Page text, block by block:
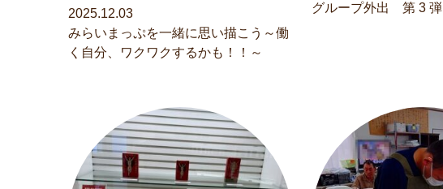
2025.12.03
みらいまっぷを一緒に思い描こう～働
く自分、ワクワクするかも！！～
グループ外出 第 3 弾